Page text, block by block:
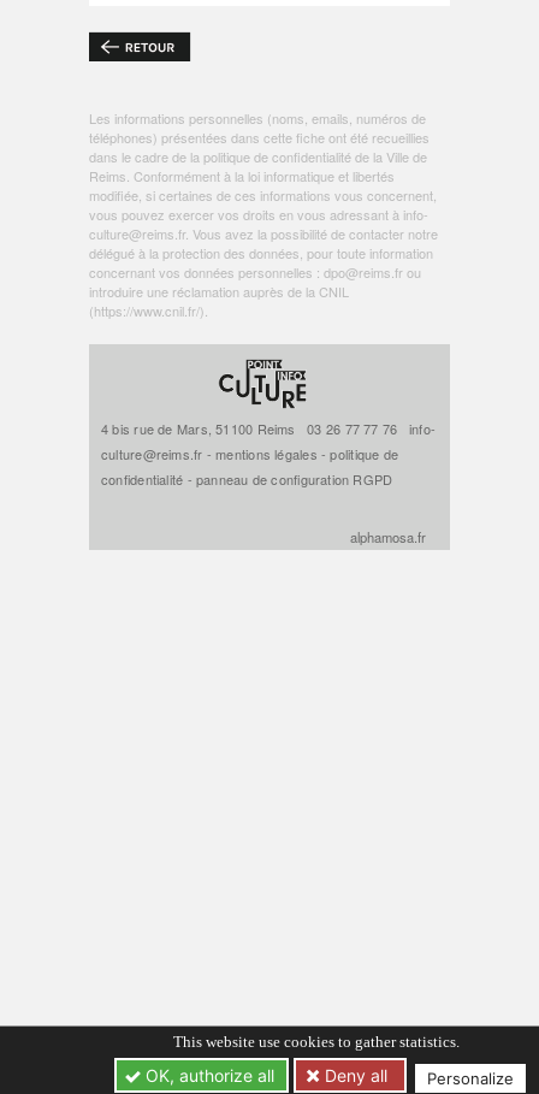
Les informations personnelles (noms, emails, numéros de
téléphones) présentées dans cette fiche ont été recueillies
dans le cadre de la politique deconfidentialité de la Ville de
Reims . Conformément à la loi informatique et libertés
modifiée, si certaines de ces informations vous concernent,
vous pouvez exercer vos droits en vous adressant à info-
culture@reims.fr. Vous avez la possibilité de contacter notre
délégué à la protection des données, pour toute information
concernant vos données personnelles : dpo@reims.frou
introduire une réclamation auprès de la CNIL
(https://www.cnil.fr/).
4 bis rue de Mars, 51100 Reims03 26 77 77 76
info-
culture@reims.fr -mentions légales -politique de
confidentialité - panneau de configuration RGPD
alphamosa.fr
This website use cookies to gather statistics.
OK, authorize all Deny all Personalize